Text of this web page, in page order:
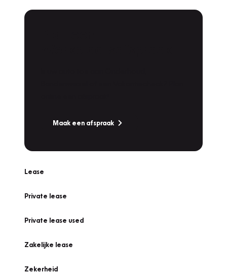
Maak een afspraak
Lease
Private lease
Private lease used
Zakelijke lease
Zekerheid